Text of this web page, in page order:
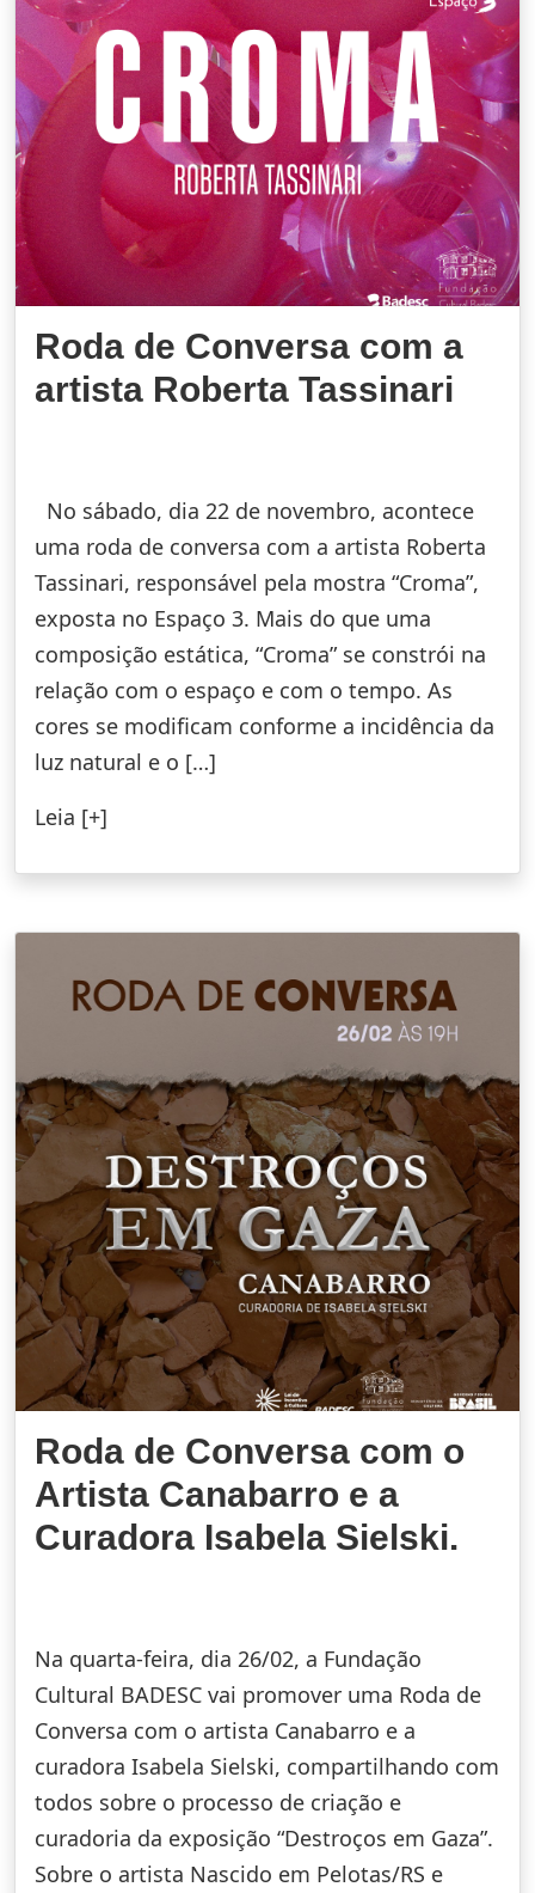
Roda de Conversa com a
artista Roberta Tassinari
No sábado, dia 22 de novembro, acontece
uma roda de conversa com a artista Roberta
Tassinari, responsável pela mostra “Croma”,
exposta no Espaço 3. Mais do que uma
composição estática, “Croma” se constrói na
relação com o espaço e com o tempo. As
cores se modificam conforme a incidência da
luz natural e o […]
Leia [+]
Roda de Conversa com o
Artista Canabarro e a
Curadora Isabela Sielski.
Na quarta-feira, dia 26/02, a Fundação
Cultural BADESC vai promover uma Roda de
Conversa com o artista Canabarro e a
curadora Isabela Sielski, compartilhando com
todos sobre o processo de criação e
curadoria da exposição “Destroços em Gaza”.
Sobre o artista Nascido em Pelotas/RS e